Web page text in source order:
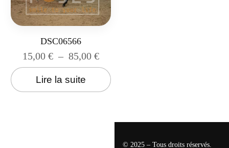
DSC06566
15,00 € – 85,00 €
Lire la suite
© 2025 – Tous droits réservés.